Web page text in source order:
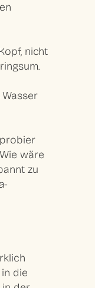
nicht
wäre
zu
die